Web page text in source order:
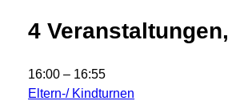
4 Veranstaltungen,
16:00 – 16:55
Eltern-/ Kindturnen